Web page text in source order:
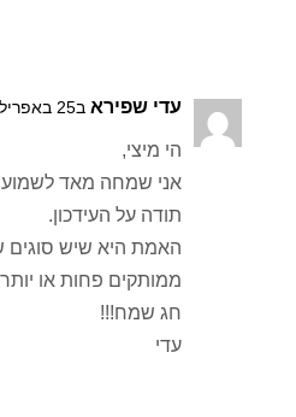
עדי שפירא ב25 באפריל 2016 ב11:50
הי מיצי,
אני שמחה מאד
תודה על העידכון.
האמת היא שיש סוגים
ממותקים פחות או
חג שמח!!!
עדי